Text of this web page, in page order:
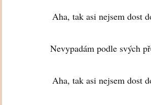
Aha, tak asi nejsem dost
Nevypadám podle svých
Aha, tak asi nejsem dost